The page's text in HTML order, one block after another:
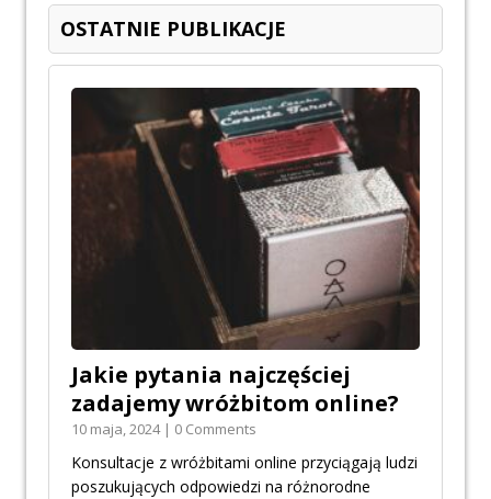
OSTATNIE PUBLIKACJE
Jakie pytania najczęściej
zadajemy wróżbitom online?
10 maja, 2024 | 0 Comments
Konsultacje z wróżbitami online przyciągają ludzi
poszukujących odpowiedzi na różnorodne